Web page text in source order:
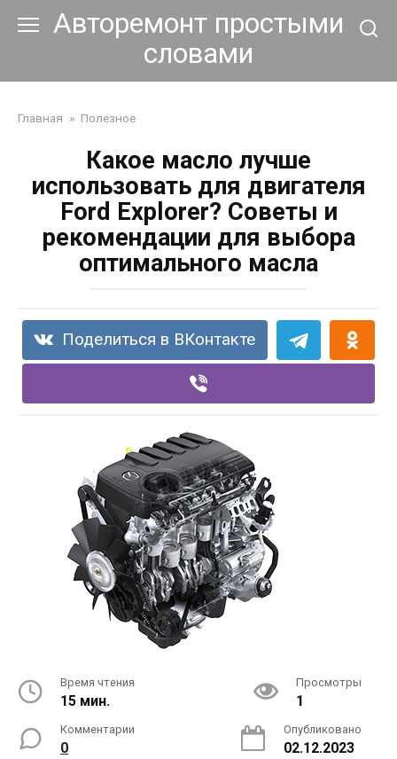
Авторемонт простыми
словами
Главная » Полезное
Какое масло лучше
использовать для двигателя
Ford Explorer? Советы и
рекомендации для выбора
оптимального масла
Поделиться в ВКонтакте
Время чтения
15 мин.
Просмотры
1
Комментарии
0
Опубликовано
02.12.2023